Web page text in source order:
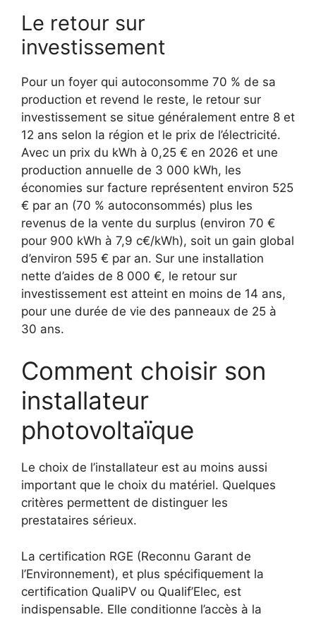
Le retour sur
investissement
Pour un foyer qui autoconsomme 70 % de sa
production et revend le reste, le retour sur
investissement se situe généralement entre 8 et
12 ans selon la région et le prix de l’électricité.
Avec un prix du kWh à 0,25 € en 2026 et une
production annuelle de 3 000 kWh, les
économies sur facture représentent environ 525
€ par an (70 % autoconsommés) plus les
revenus de la vente du surplus (environ 70 €
pour 900 kWh à 7,9 c€/kWh), soit un gain global
d’environ 595 € par an. Sur une installation
nette d’aides de 8 000 €, le retour sur
investissement est atteint en moins de 14 ans,
pour une durée de vie des panneaux de 25 à
30 ans.
Comment choisir son
installateur
photovoltaïque
Le choix de l’installateur est au moins aussi
important que le choix du matériel. Quelques
critères permettent de distinguer les
prestataires sérieux.
La certification RGE (Reconnu Garant de
l’Environnement), et plus spécifiquement la
certification QualiPV ou Qualif’Elec, est
indispensable. Elle conditionne l’accès à la